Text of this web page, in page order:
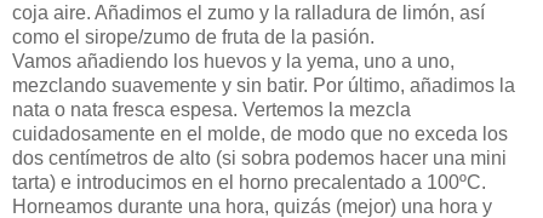
coja aire. Añadimos el zumo y la ralladura de limón, así
como el sirope/zumo de fruta de la pasión.
Vamos añadiendo los huevos y la yema, uno a uno,
mezclando suavemente y sin batir. Por último, añadimos la
nata o nata fresca espesa. Vertemos la mezcla
cuidadosamente en el molde, de modo que no exceda los
dos centímetros de alto (si sobra podemos hacer una mini
tarta) e introducimos en el horno precalentado a 100ºC.
Horneamos durante una hora, quizás (mejor) una hora y